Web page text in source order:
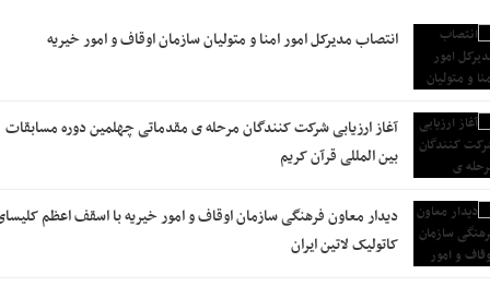
انتصاب مدیرکل امور امنا و متولیان سازمان اوقاف و امور خیریه
آغاز ارزیابی شرکت کنندگان مرحله ی مقدماتی چهلمین دوره مسابقات
بین المللی قرآن کریم
دیدار معاون فرهنگی سازمان اوقاف و امور خیریه با اسقف اعظم
کاتولیک لاتین ایران